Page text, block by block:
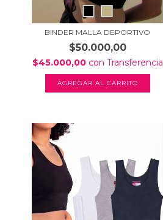
BINDER MALLA DEPORTIVO
$50.000,00
$45.000,00 con Transferencia
AGREGAR AL CARRITO